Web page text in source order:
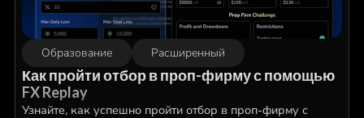
Образование Расширенный
Как пройти отбор в проп-фирму с помощью
FX Replay
Узнайте, как успешно пройти отбор в проп-фирму с